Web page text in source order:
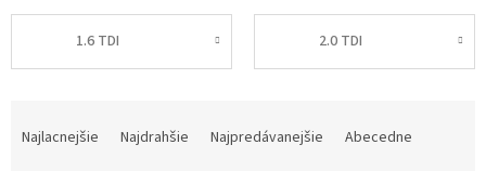
1.6 TDI 2.0 TDI
Najlacnejšie Najdrahšie Najpredávanejšie Abecedne